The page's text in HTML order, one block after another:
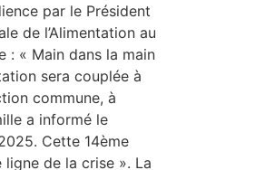
par le Président
de l’Alimentation au
: « Main dans la main
sera couplée à
commune, à
a informé le
Cette 14ème
de la crise ». La